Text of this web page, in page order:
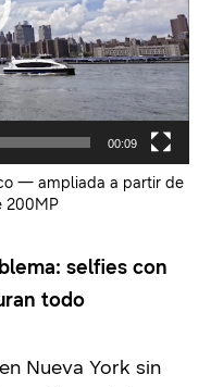
00:09
— ampliada a partir de
200MP
selfies con
todo
Nueva York sin